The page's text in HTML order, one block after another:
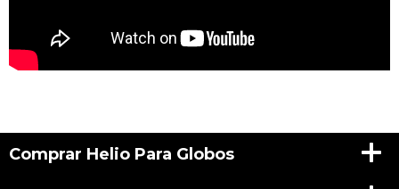
Comprar Helio Para Globos